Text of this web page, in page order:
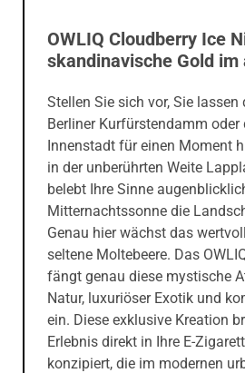
OWLIQ Cloudberry Ice
skandinavische Gold
Stellen Sie sich vor, Sie
Berliner Kurfürstendamm
Innenstadt für einen Moment
in der unberührten Weite
belebt Ihre Sinne
Mitternachtssonne die
Genau hier wächst das
seltene Moltebeere. Das
fängt genau diese mystische
Natur, luxuriöser Exotik und
ein. Diese exklusive Kreation
Erlebnis direkt in Ihre E-
konzipiert, die im modernen